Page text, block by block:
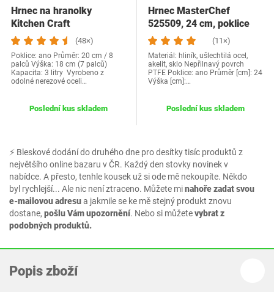
⚡ Bleskové dodání do druhého dne pro desítky tisíc produktů z
největšího online bazaru v ČR. Každý den stovky novinek v
nabídce. A přesto, tenhle kousek už si ode mě nekoupíte. Někdo
byl rychlejší... Ale nic není ztraceno. Můžete minahoře zadat svou
e-mailovou adresua jakmile se ke mě stejný produkt znovu
dostane, pošlu Vám upozornění. Nebo si můžetevybrat z
podobných produktů.
Hrnec na hranolky
Kitchen Craft
KCCHIPLRG
(48×)
Poklice: ano Průměr: 20 cm / 8
palců Výška: 18 cm (7 palců)
Kapacita: 3 litry Vyrobeno z
odolné nerezové oceli…
Poslední kus skladem
Hrnec MasterChef
525509, 24 cm, poklice
(11×)
Materiál: hliník, ušlechtilá ocel,
akelit, sklo Nepřilnavý povrch
PTFE Poklice: ano Průměr [cm]: 24
Výška [cm]:…
Poslední kus skladem
Popis zboží